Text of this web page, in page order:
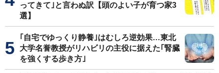
ってきて｣と言わぬ訳【頭のよい子が育つ家3
選】
｢自宅でゆっくり静養｣はむしろ逆効果…東北
大学名誉教授がリハビリの主役に据えた｢腎臓
を強くする歩き方｣